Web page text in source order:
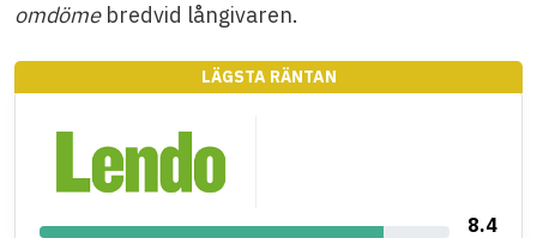
omdöme bredvid långivaren.
LÄGSTA RÄNTAN
8.4